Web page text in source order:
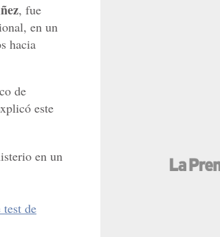
, fue
en un
hacia
de
este
en un
de